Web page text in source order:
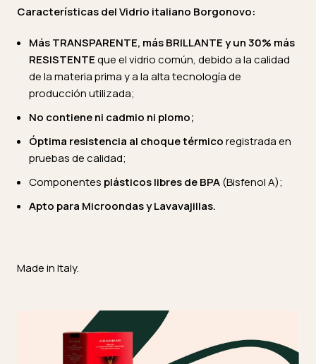
Características del Vidrio italiano Borgonovo:
Más TRANSPARENTE, más BRILLANTE y un 30% más
RESISTENTEque el vidrio común, debido a la calidad
de la materia prima y a la alta tecnología de
producción utilizada;
No contiene ni cadmio ni plomo;
Óptima resistencia al choque térmicoregistrada en
pruebas de calidad;
Componentes plásticoslibres de BPA(Bisfenol A);
Apto para Microondas y Lavavajillas.
Made in Italy.